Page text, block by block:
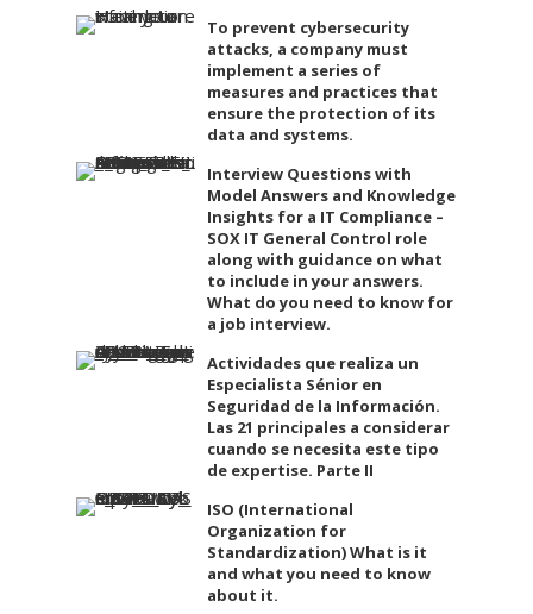
To prevent cybersecurity
attacks, a company must
implement a series of
measures and practices that
ensure the protection of its
data and systems.
Interview Questions with
Model Answers and Knowledge
Insights for a IT Compliance –
SOX IT General Control role
along with guidance on what
to include in your answers.
What do you need to know for
a job interview.
Actividades que realiza un
Especialista Sénior en
Seguridad de la Información.
Las 21 principales a considerar
cuando se necesita este tipo
de expertise. Parte II
ISO (International
Organization for
Standardization) What is it
and what you need to know
about it.